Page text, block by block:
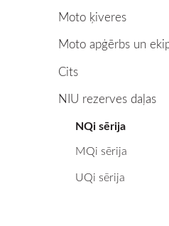
Moto ķiveres
Moto apģērbs un
Cits
NIU rezerves daļas
NQi sērija
MQi sērija
UQi sērija